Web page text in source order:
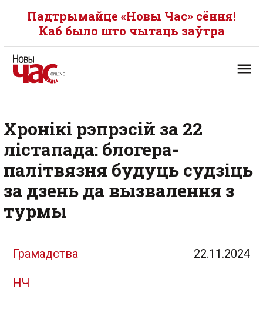
Падтрымайце «Новы Час» сёння!
Каб было што чытаць заўтра
Хронікі рэпрэсій за 22
лістапада: блогера-
палітвязня будуць судзіць
за дзень да вызвалення з
турмы
Грамадства 22.11.2024
НЧ